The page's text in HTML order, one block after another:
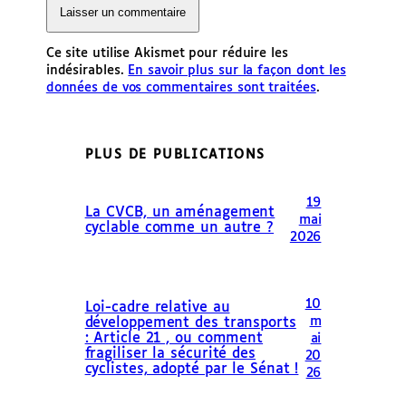
Ce site utilise Akismet pour réduire les
indésirables. En savoir plus sur la façon dont les
données de vos commentaires sont traitées.
PLUS DE PUBLICATIONS
La CVCB, un aménagement
cyclable comme un autre ?
19
mai
2026
Loi-cadre relative au
développement des transports
: Article 21 , ou comment
fragiliser la sécurité des
cyclistes, adopté par le Sénat !
10
m
ai
20
26